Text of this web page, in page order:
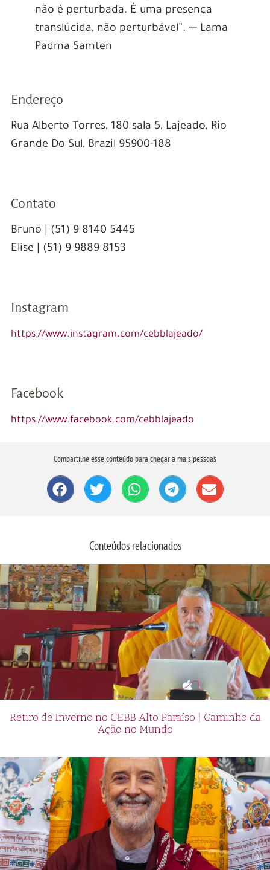
não é perturbada. É uma presença
translúcida, não perturbável”. ─ Lama
Padma Samten
Endereço
Rua Alberto Torres, 180 sala 5, Lajeado, Rio
Grande Do Sul, Brazil 95900-188
Contato
Bruno | (51) 9 8140 5445
Elise | (51) 9 9889 8153
Instagram
https://www.instagram.com/cebblajeado/
Facebook
https://www.facebook.com/cebblajeado
Compartilhe esse conteúdo para chegar a mais pessoas
Conteúdos relacionados
Retiro de Inverno no CEBB Alto Paraíso | Caminho da
Ação no Mundo